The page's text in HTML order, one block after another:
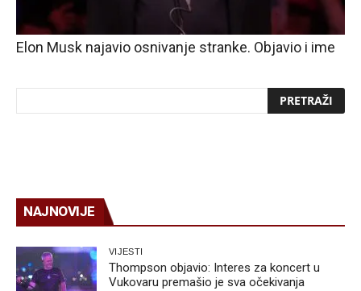
Elon Musk najavio osnivanje stranke. Objavio i ime
NAJNOVIJE
VIJESTI
Thompson objavio: Interes za koncert u
Vukovaru premašio je sva očekivanja